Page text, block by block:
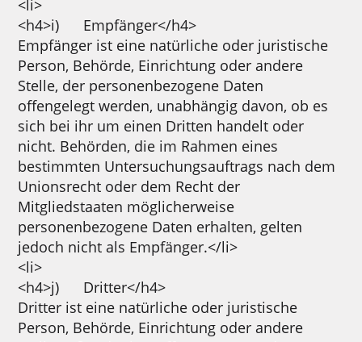
<li>
<h4>i) Empfänger</h4>
Empfänger ist eine natürliche oder juristische
Person, Behörde, Einrichtung oder andere
Stelle, der personenbezogene Daten
offengelegt werden, unabhängig davon, ob es
sich bei ihr um einen Dritten handelt oder
nicht. Behörden, die im Rahmen eines
bestimmten Untersuchungsauftrags nach dem
Unionsrecht oder dem Recht der
Mitgliedstaaten möglicherweise
personenbezogene Daten erhalten, gelten
jedoch nicht als Empfänger.</li>
<li>
<h4>j) Dritter</h4>
Dritter ist eine natürliche oder juristische
Person, Behörde, Einrichtung oder andere